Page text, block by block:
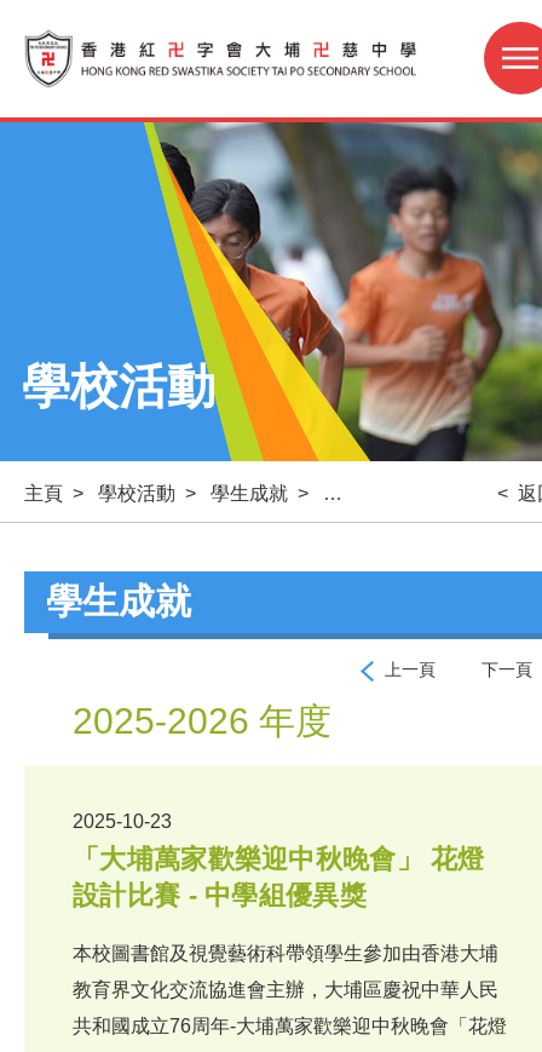
學校活動
主頁 > 學校活動 > 學生成就 > 「大埔萬家歡樂迎中秋< 返
學生成就
上一頁 下一頁
2025-2026 年度
2025-10-23
「大埔萬家歡樂迎中秋晚會」 花燈
設計比賽 - 中學組優異獎
本校圖書館及視覺藝術科帶領學生參加由香港大埔
教育界文化交流協進會主辦，大埔區慶祝中華人民
共和國成立76周年-大埔萬家歡樂迎中秋晚會「花燈